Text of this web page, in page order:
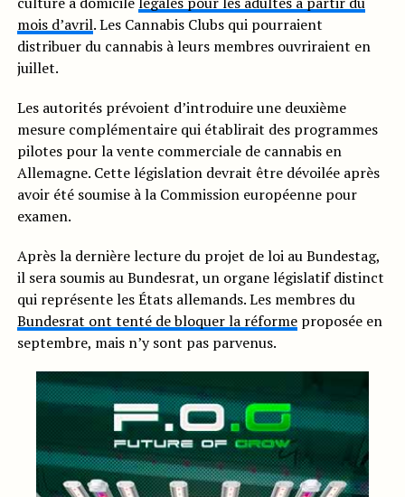
mois d’avril. Les Cannabis Clubs qui pourraient
distribuer du cannabis à leurs membres ouvriraient en
juillet.
Les autorités prévoient d’introduire une deuxième
mesure complémentaire qui établirait des programmes
pilotes pour la vente commerciale de cannabis en
Allemagne. Cette législation devrait être dévoilée après
avoir été soumise à la Commission européenne pour
examen.
Après la dernière lecture du projet de loi au Bundestag,
il sera soumis au Bundesrat, un organe législatif distinct
qui représente les États allemands. Les membres du
Bundesrat ont tenté de bloquer la réformeproposée en
septembre, mais n’y sont pas parvenus.